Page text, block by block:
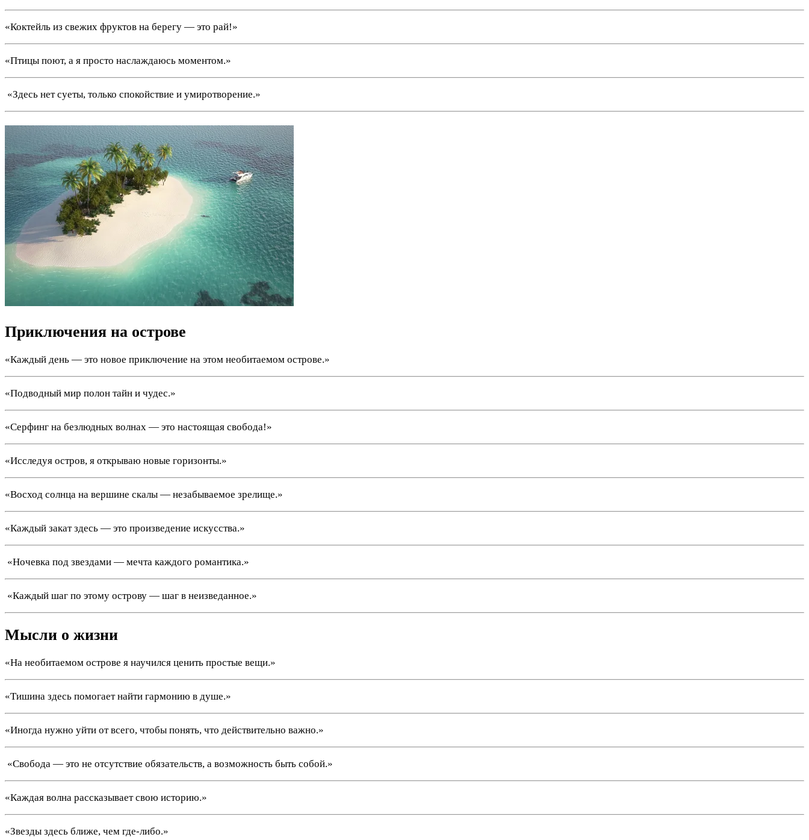
«Коктейль из свежих фруктов на берегу — это рай!»
«Птицы поют, а я просто наслаждаюсь моментом.»
️ «Здесь нет суеты, только спокойствие и умиротворение.»
Приключения на острове
«Каждый день — это новое приключение на этом необитаемом острове.»
«Подводный мир полон тайн и чудес.»
«Серфинг на безлюдных волнах — это настоящая свобода!»
«Исследуя остров, я открываю новые горизонты.»
«Восход солнца на вершине скалы — незабываемое зрелище.»
«Каждый закат здесь — это произведение искусства.»
️ «Ночевка под звездами — мечта каждого романтика.»
️ «Каждый шаг по этому острову — шаг в неизведанное.»
Мысли о жизни
«На необитаемом острове я научился ценить простые вещи.»
«Тишина здесь помогает найти гармонию в душе.»
«Иногда нужно уйти от всего, чтобы понять, что действительно важно.»
️ «Свобода — это не отсутствие обязательств, а возможность быть собой.»
«Каждая волна рассказывает свою историю.»
«Звезды здесь ближе, чем где-либо.»